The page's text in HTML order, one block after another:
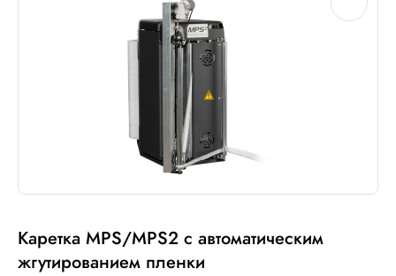
Каретка MPS/MPS2 с автоматическим
жгутированием пленки